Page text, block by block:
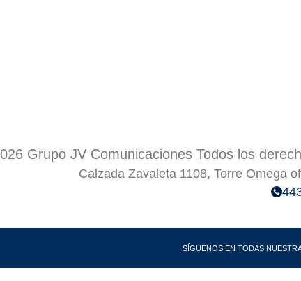
Grupo JV Comunicaciones Todos los
Calzada Zavaleta 1108, Torre Omega
SÍGUENOS EN TODAS